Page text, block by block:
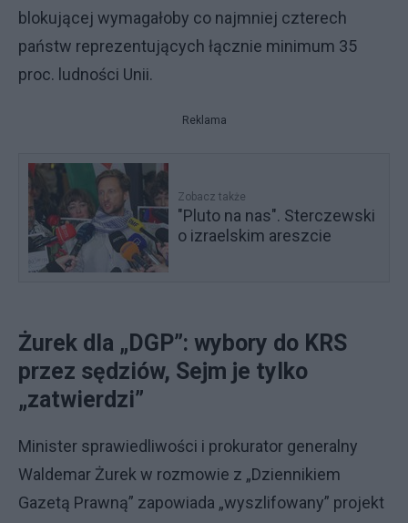
blokującej wymagałoby co najmniej czterech
państw reprezentujących łącznie minimum 35
proc. ludności Unii.
Reklama
Zobacz także
"Pluto na nas". Sterczewski
o izraelskim areszcie
Żurek dla „DGP”: wybory do KRS
przez sędziów, Sejm je tylko
„zatwierdzi”
Minister sprawiedliwości i prokurator generalny
Waldemar Żurek w rozmowie z „Dziennikiem
Gazetą Prawną” zapowiada „wyszlifowany” projekt